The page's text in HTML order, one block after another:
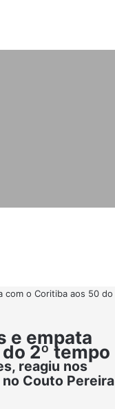
com o Coritiba aos 50 do
e empata
2º tempo
reagiu nos
Couto Pereira